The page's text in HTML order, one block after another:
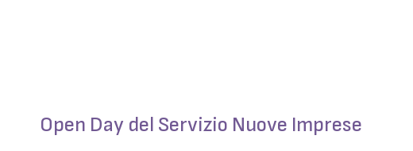
Open Day del Servizio Nuove Imprese